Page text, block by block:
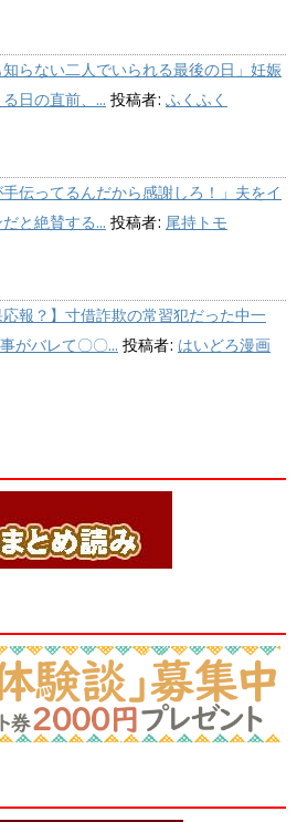
知らない二人でいられる最後の日」妊娠
日の直前、... 投稿者: ふくふく
手伝ってるんだから感謝しろ！」夫をイ
と絶賛する... 投稿者: 尾持トモ
応報？】寸借詐欺の常習犯だった中一
がバレて〇〇... 投稿者: はいどろ漫画